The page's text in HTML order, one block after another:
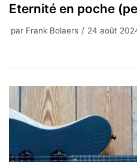
Eternité en poche
par Frank Bolaers 24 août